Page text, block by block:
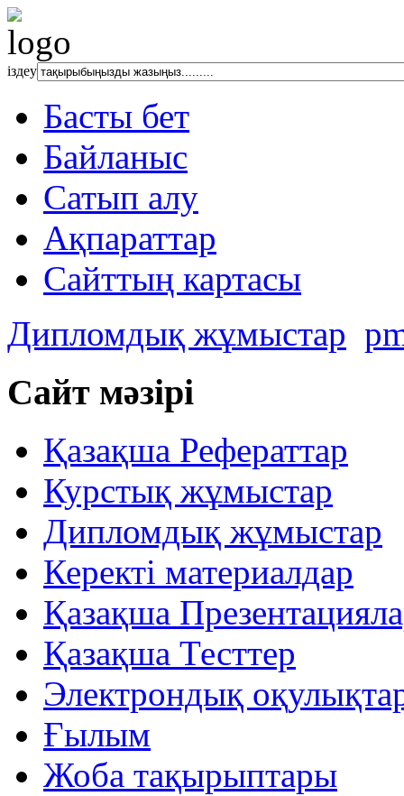
іздеу
Басты бет
Байланыс
Сатып алу
Ақпараттар
Сайттың картасы
Дипломдық жұмыстар
Сайт мәзірі
Қазақша Рефераттар
Курстық жұмыстар
Дипломдық жұмыстар
Керекті материалдар
Қазақша
Қазақша Тесттер
Электрондық
Ғылым
Жоба тақырыптары